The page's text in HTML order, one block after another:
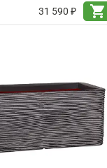
31 590 ₽
shopping_cart